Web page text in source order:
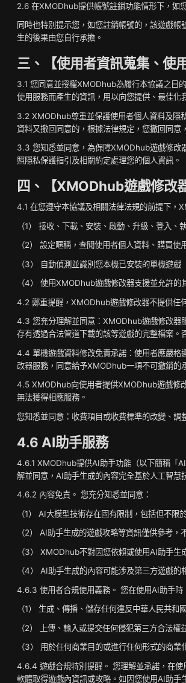
2.6 在XMODhub提供帳號註銷功能情形下，如
同時也特別提示您，如您註銷帳號的，該遊戲
生的後果由您自行承擔。
三、【使用者資訊蒐集、使
3.1 您同意並授權XMODhub為履行本協議之目
使用服務而產生的資訊，用以向您提供、最佳化
3.2 XMODhub尊重並保護使用者個人資料及隱
資料又撤回同意的，根據法律規定，您撤回同意
3.3 您知悉並同意，為保障XMODhub遊戲修改
照隱私保護指引及相關約定處理您的個人資訊。
四、【XMODhub遊戲修改
4.1 在您遵守本協議及相關法律法規的前提下，
（1） 接收、下載、安裝、啟動、升級、登入、
（2） 設定暱稱，查閱使用者個人資料、購買
（3） 自動偵測並識別您本機已安裝的單機遊
（4） 使用XMODhub遊戲修改器支援並允許的
4.2 鄭重提醒，XMODhub遊戲修改器不提供任
4.3 您充分理解並同意：XMODhub遊戲修改器
存有透過合法管道下載的該等遊戲的完整檔案
4.4 單機遊戲資料修改免責承諾：使用者應嚴格
改器服務，同意給予XMODhub一項不可撤銷的
4.5 XMODhub向使用者提供XMODhub遊戲修
無法獲得相應服務。
您知悉並同意：收費項目或收費標準的改變、
4.6 AI助手服務
4.6.1 XMODhub提供AI助手功能（以下簡稱「
解並同意，AI助手生成的內容完全基於人工智
4.6.2 內容免責。 您充分知悉並同意：
（1） AI大模型技術存在固有限制，包括但不
（2） AI助手生成的遊戲攻略等資訊僅供參考
（3） XMODhub不對因您依賴或使用AI助手生
（4） AI助手生成的內容可能涉及第三方遊戲
4.6.3 使用者合規使用義務。 您在使用AI助手時
（1） 生成、傳播、儲存任何違反中華人民共和
（2） 上傳、輸入或提交任何侵犯第三方合法
（3） 用於任何商業目的或進行任何形式的商業
4.6.4 遊戲合規特別提醒。 您理解並承諾，在使
軟體取得遊戲內資訊或攻略。如因您使用AI助